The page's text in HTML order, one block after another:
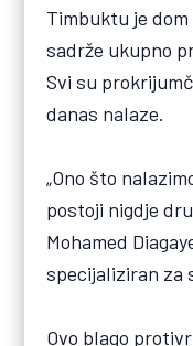
Timbuktu je
sadrže ukupno
Svi su
danas nalaze.
„Ono što
postoji nigdje
Mohamed
specijaliziran za
Ovo blago